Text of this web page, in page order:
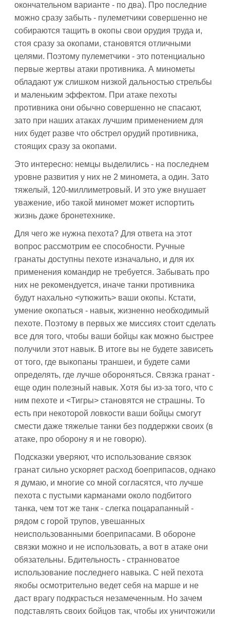
окончательном варианте - по два). Про последние
можно сразу забыть - пулеметчики совершенно не
собираются тащить в окопы свои орудия труда и,
стоя сразу за окопами, становятся отличными
целями. Поэтому пулеметчики - это потенциально
первые жертвы атаки противника. А минометы
обладают уж слишком низкой дальностью стрельбы
и маленьким эффектом. При атаке пехоты
противника они обычно совершенно не спасают,
зато при наших атаках лучшим применением для
них будет разве что обстрел орудий противника,
стоящих сразу за окопами.
Это интересно: немцы выделились - на последнем
уровне развития у них не 2 миномета, а один. Зато
тяжелый, 120-миллиметровый. И это уже внушает
уважение, ибо такой миномет может испортить
жизнь даже бронетехнике.
Для чего же нужна пехота? Для ответа на этот
вопрос рассмотрим ее способности. Ручные
гранаты доступны пехоте изначально, и для их
применения командир не требуется. Забывать про
них не рекомендуется, иначе танки противника
будут нахально <утюжить> ваши окопы. Кстати,
умение окопаться - навык, жизненно необходимый
пехоте. Поэтому в первых же миссиях стоит сделать
все для того, чтобы ваши бойцы как можно быстрее
получили этот навык. В итоге вы не будете зависеть
от того, где выкопаны траншеи, и будете сами
определять, где лучше обороняться. Связка гранат -
еще один полезный навык. Хотя бы из-за того, что с
ним пехоте и <Тигры> становятся не страшны. То
есть при некоторой ловкости ваши бойцы смогут
смести даже тяжелые танки без поддержки своих (в
атаке, про оборону я и не говорю).
Подсказки уверяют, что использование связок
гранат сильно ускоряет расход боеприпасов, однако
я думаю, и многие со мной согласятся, что лучше
пехота с пустыми карманами около подбитого
танка, чем тот же танк - слегка поцарапанный -
рядом с горой трупов, увешанных
неиспользованными боеприпасами. В обороне
связки можно и не использовать, а вот в атаке они
обязательны. Бдительность - странноватое
использование последнего навыка. С ней пехота
якобы осмотрительно ведет себя на марше и не
даст врагу подкрасться незамеченным. Но зачем
подставлять своих бойцов так, чтобы их уничтожили